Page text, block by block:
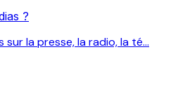
?
la presse, la radio, la té...